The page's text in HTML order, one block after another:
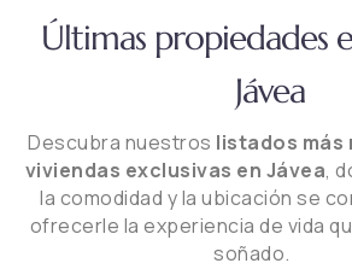
Últimas propiedades
Jávea
Descubra nuestros listados más
viviendas exclusivas en Jávea,
la comodidad y la ubicación se
ofrecerle la experiencia de vida
soñado.